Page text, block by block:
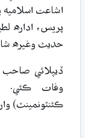
اشاعت اسلاميه
پريس، اداره
حديث وغيره
وفات ڪئي.
ڪئنٽونمينٽ)